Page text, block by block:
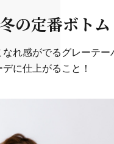
の定番ボトム
れ感がでるグレーテー
に仕上がること！